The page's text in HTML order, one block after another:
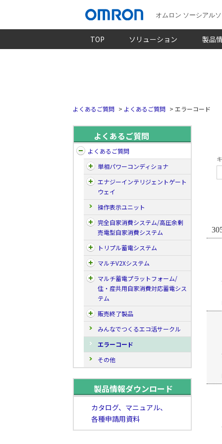
オムロン ソーシアル
TOP ソリューション 製品
よくあるご質問 > よくあるご質問 > エラーコード
よくあるご質問
よくあるご質問
単相パワーコンディショナ
エナジーインテリジェントゲート
ウェイ
操作表示ユニット
完全自家消費システム/高圧余剰
売電型自家消費システム
トリプル蓄電システム
マルチV2Xシステム
マルチ蓄電プラットフォーム/
住・産共用自家消費対応蓄電シス
テム
販売終了製品
みんなでつくるエコ活サークル
エラーコード
その他
製品情報ダウンロード
カタログ、マニュアル、
各種申請用資料